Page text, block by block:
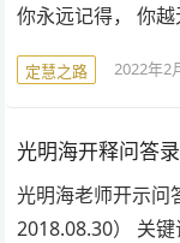
你永远记得， 你
定慧之路 2022年2
光明海开释问答
光明海老师开示
2018.08.30） 关